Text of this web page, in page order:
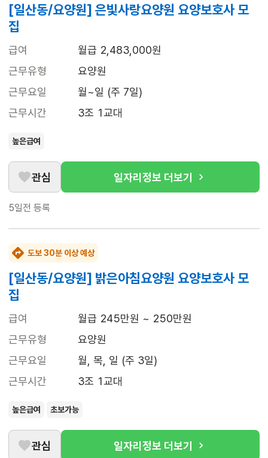
[일산동/요양원] 은빛사랑요양원 요양보호사 모
집
급여
월급 2,483,000원
근무유형
요양원
근무요일
월~일 (주 7일)
근무시간
3조 1교대
높은급여
관심 일자리정보 더보기
5일전 등록
도보 30분 이상 예상
[일산동/요양원] 밝은아침요양원 요양보호사 모
집
급여
월급 245만원 ~ 250만원
근무유형
요양원
근무요일
월, 목, 일 (주 3일)
근무시간
3조 1교대
높은급여 초보가능
관심 일자리정보 더보기